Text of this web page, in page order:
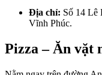
Địa chỉ: Số 14 Lê
Vĩnh Phúc.
Pizza – Ăn vặt